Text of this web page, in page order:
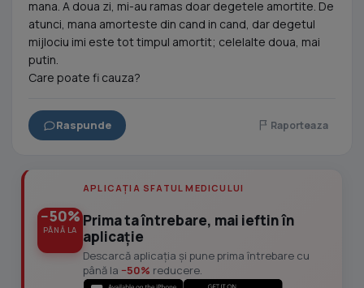
mana. A doua zi, mi-au ramas doar degetele amortite. De
atunci, mana amorteste din cand in cand, dar degetul
mijlociu imi este tot timpul amortit; celelalte doua, mai
putin.
Care poate fi cauza?
Raspunde Raporteaza
−50%
PÂNĂ LA
APLICAȚIA SFATUL MEDICULUI
Prima ta întrebare, mai ieftin în
aplicație
Descarcă aplicația și pune prima întrebare cu
până la −50% reducere.